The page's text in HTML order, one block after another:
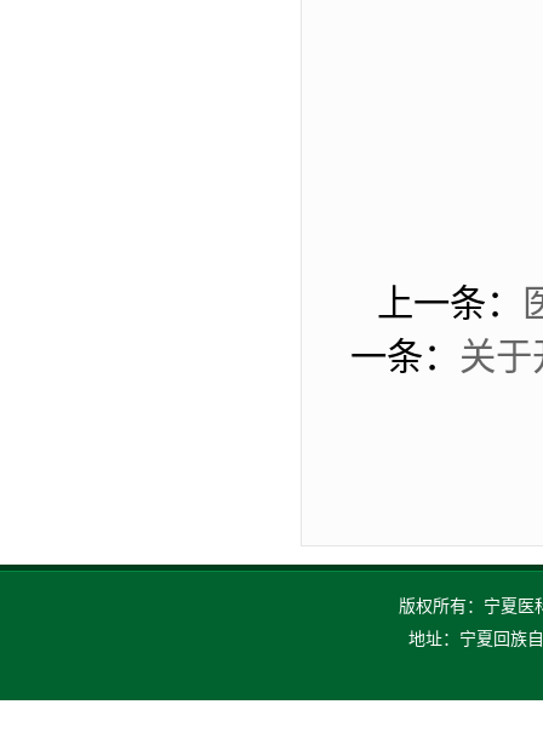
上一条：
一条： 关于
版权所有：宁夏医
地址：宁夏回族